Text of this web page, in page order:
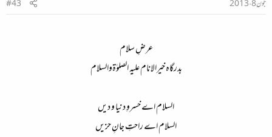
جون 8، 2013
#43
عرضِ سلام​
بدرگاہ خیرالانام علیہ الصلوٰۃوالسلام​
السلام اے خسروِ دنیا و دیں​
السلام اے راحتِ جانِ حزیں​